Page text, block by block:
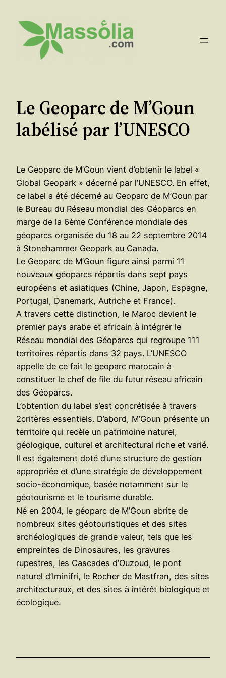
contenu
Le Geoparc de M’Goun
labélisé par l’UNESCO
Le Geoparc de M’Goun vient d’obtenir le label «
Global Geopark » décerné par l’UNESCO. En effet,
ce label a été décerné au Geoparc de M’Goun par
le Bureau du Réseau mondial des Géoparcs en
marge de la 6ème Conférence mondiale des
géoparcs organisée du 18 au 22 septembre 2014
à Stonehammer Geopark au Canada.
Le Geoparc de M’Goun figure ainsi parmi 11
nouveaux géoparcs répartis dans sept pays
européens et asiatiques (Chine, Japon, Espagne,
Portugal, Danemark, Autriche et France).
A travers cette distinction, le Maroc devient le
premier pays arabe et africain à intégrer le
Réseau mondial des Géoparcs qui regroupe 111
territoires répartis dans 32 pays. L’UNESCO
appelle de ce fait le geoparc marocain à
constituer le chef de file du futur réseau africain
des Géoparcs.
L’obtention du label s’est concrétisée à travers
2critères essentiels. D’abord, M’Goun présente un
territoire qui recèle un patrimoine naturel,
géologique, culturel et architectural riche et varié.
Il est également doté d’une structure de gestion
appropriée et d’une stratégie de développement
socio-économique, basée notamment sur le
géotourisme et le tourisme durable.
Né en 2004, le géoparc de M’Goun abrite de
nombreux sites géotouristiques et des sites
archéologiques de grande valeur, tels que les
empreintes de Dinosaures, les gravures
rupestres, les Cascades d’Ouzoud, le pont
naturel d’Iminifri, le Rocher de Mastfran, des sites
architecturaux, et des sites à intérêt biologique et
écologique.